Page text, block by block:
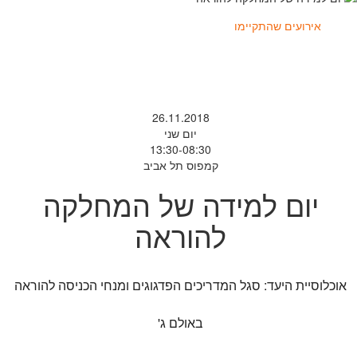
אירועים שהתקיימו
26.11.2018
יום שני
13:30-08:30
קמפוס תל אביב
יום למידה של המחלקה
להוראה
אוכלוסיית היעד: סגל המדריכים הפדגוגים ומנחי הכניסה להוראה
באולם ג'